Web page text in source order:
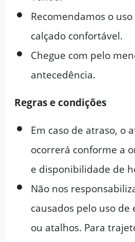
Recomendamos o
calçado confortável.
Chegue com pelo
antecedência.
Regras e condições
Em caso de atraso, o
ocorrerá conforme a
e disponibilidade de
Não nos
causados pelo uso
ou atalhos. Para